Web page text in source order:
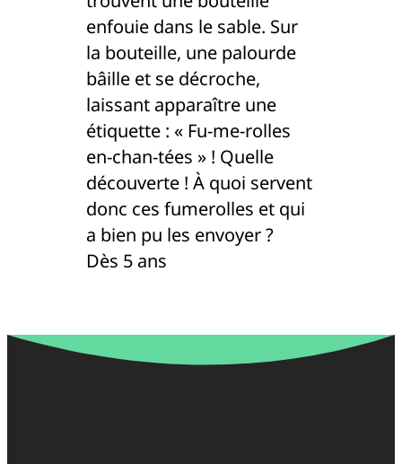
enfouie dans le sable. Sur
la bouteille, une palourde
bâille et se décroche,
laissant apparaître une
étiquette : « Fu-me-rolles
en-chan-tées » ! Quelle
découverte ! À quoi servent
donc ces fumerolles et qui
a bien pu les envoyer ?
Dès 5 ans